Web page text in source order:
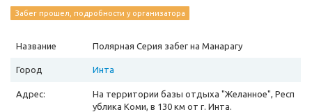
Забег прошел, подробности у организатора
Название Полярная Серия забег на Манарагу
Город Инта
Адрес:
На территории базы отдыха "Желанное", Респ
ублика Коми, в 130 км от г. Инта.